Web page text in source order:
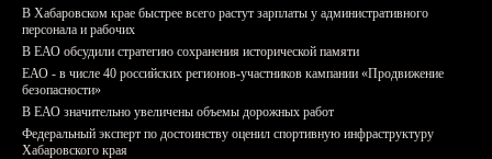
В Хабаровском крае быстрее всего растут зарплаты у административного
персонала и рабочих
В ЕАО обсудили стратегию сохранения исторической памяти
ЕАО - в числе 40 российских регионов-участников кампании «Продвижение
безопасности»
В ЕАО значительно увеличены объемы дорожных работ
Федеральный эксперт по достоинству оценил спортивную инфраструктуру
Хабаровского края